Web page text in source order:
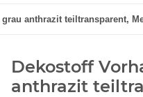
anthrazit teiltransparent,
Dekostoff
anthrazit